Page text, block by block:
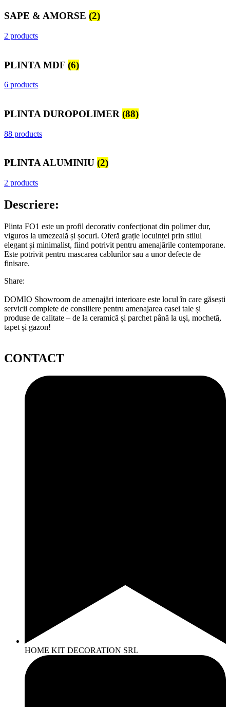
SAPE & AMORSE (2)
2 products
PLINTA MDF (6)
6 products
PLINTA DUROPOLIMER (88)
88 products
PLINTA ALUMINIU (2)
2 products
Descriere:
Plinta FO1 este un profil decorativ confecționat din polimer dur,
viguros la umezeală și șocuri. Oferă grație locuinței prin stilul
elegant și minimalist, fiind potrivit pentru amenajările contemporane.
Este potrivit pentru mascarea cablurilor sau a unor defecte de
finisare.
Share:
DOMIO Showroom de amenajări interioare este locul în care găsești
servicii complete de consiliere pentru amenajarea casei tale și
produse de calitate – de la ceramică și parchet până la uși, mochetă,
tapet și gazon!
CONTACT
HOME KIT DECORATION SRL